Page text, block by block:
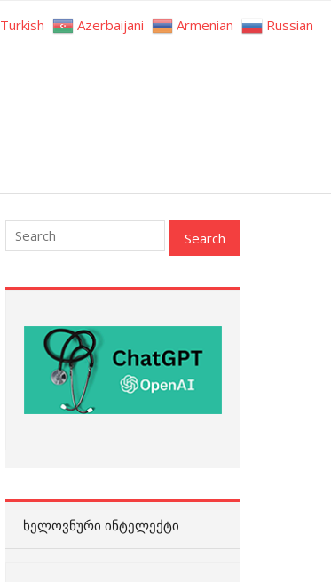
ᲮᲔᲚᲝᲕᲜᲣᲠᲘ ᲘᲜᲢᲔᲚᲔᲥᲢᲘ
Turkish Azerbaijani Armenian Russian